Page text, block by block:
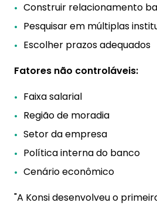
Construir relacionamento
Pesquisar em múltiplas
Escolher prazos adequados
Fatores não controláveis:
Faixa salarial
Região de moradia
Setor da empresa
Política interna do banco
Cenário econômico
"A Konsi desenvolveu o